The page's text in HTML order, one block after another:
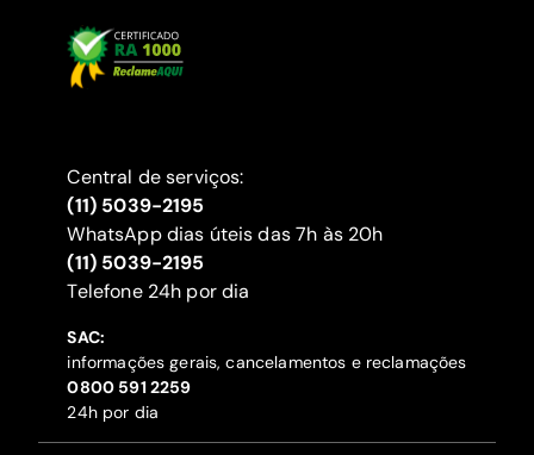
Central de serviços:
(11) 5039-2195
WhatsApp dias úteis das 7h às 20h
(11) 5039-2195
‍Telefone 24h por dia
SAC:
informações gerais, cancelamentos e reclamações
‍0800 591 2259
24h por dia